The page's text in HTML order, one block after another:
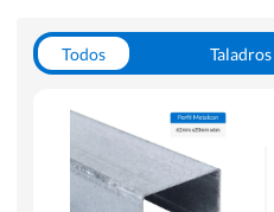
Todos Taladros
Herramientas Manuales